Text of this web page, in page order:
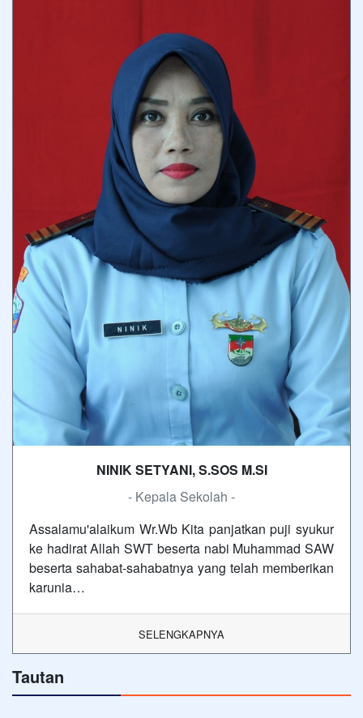
NINIK SETYANI, S.SOS M.SI
- Kepala Sekolah -
Assalamu'alaikum Wr.Wb Kita panjatkan puji syukur
ke hadirat Allah SWT beserta nabi Muhammad SAW
beserta sahabat-sahabatnya yang telah memberikan
karunia…
SELENGKAPNYA
Tautan